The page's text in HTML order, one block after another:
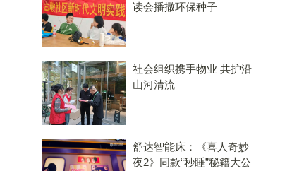
读会播撒环保种子
社会组织携手物业 共护沿
山河清流
舒达智能床：《喜人奇妙
夜2》同款“秒睡”秘籍大公